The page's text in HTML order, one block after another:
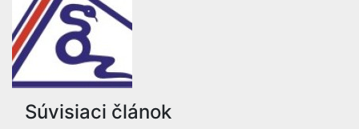
Súvisiaci článok